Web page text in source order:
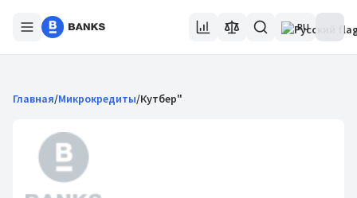
RU
Главная/Микрокредиты/Кутбер"